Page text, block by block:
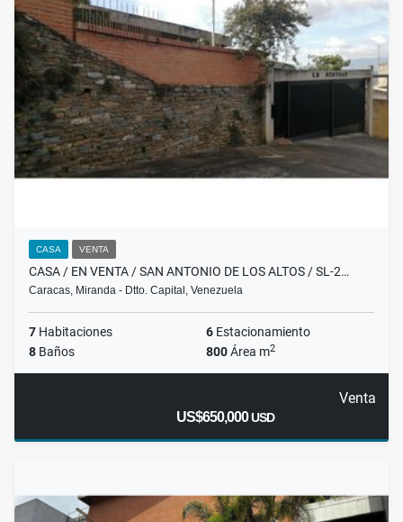
CASA VENTA
CASA / EN VENTA / SAN ANTONIO DE LOS ALTOS / SL-2…
Caracas, Miranda - Dtto. Capital, Venezuela
7 Habitaciones 6 Estacionamiento
8 Baños 800Área m2
Venta
US$650,000USD